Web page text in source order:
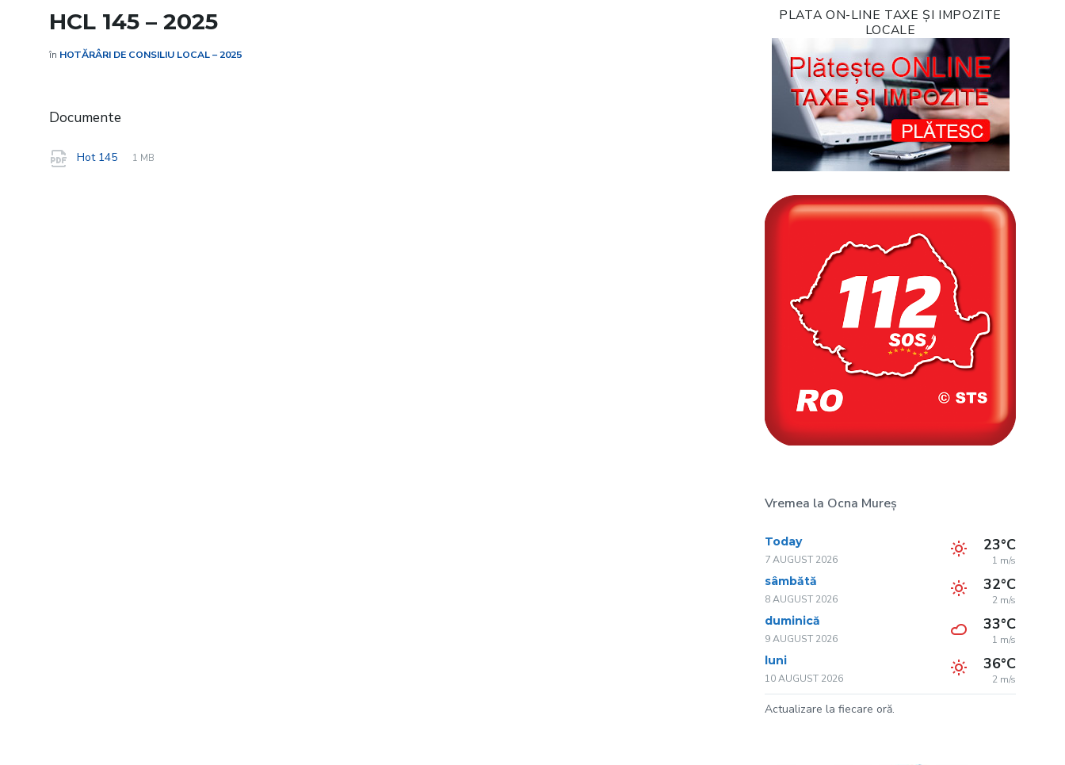
HCL 145 – 2025
în HOTĂRÂRI DE CONSILIU LOCAL – 2025
Documente
Hot 145
File
pdf
File
1 MB
PLATA ON-LINE TAXE ȘI IMPOZITE
LOCALE
Vremea la Ocna Mureș
Today
7 AUGUST 2026
23°C
1 m/s
sâmbătă
8 AUGUST 2026
32°C
2 m/s
duminică
9 AUGUST 2026
33°C
1 m/s
luni
10 AUGUST 2026
36°C
2 m/s
Actualizare la fiecare oră.